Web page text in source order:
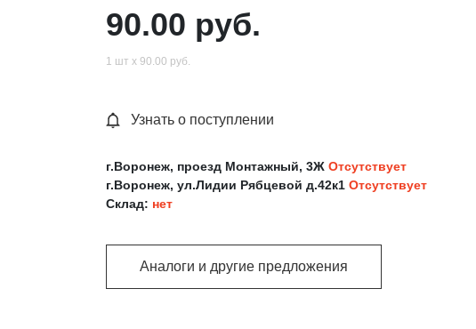
90.00 руб.
1 шт х 90.00 руб.
Узнать о поступлении
г.Воронеж, проезд Монтажный, 3Ж Отсутствует
г.Воронеж, ул.Лидии Рябцевой д.42к1 Отсутствует
Склад: нет
Аналоги и другие предложения